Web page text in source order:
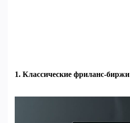
1. Классические фриланс-биржи